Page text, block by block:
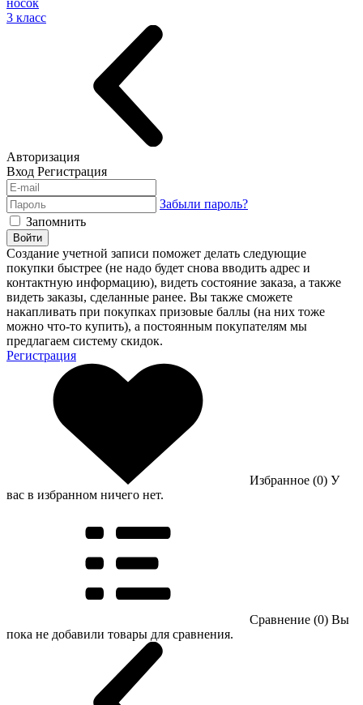
носок
3 класс
Авторизация
Вход Регистрация
Забыли пароль?
Запомнить
Войти
Создание учетной записи поможет делать следующие
покупки быстрее (не надо будет снова вводить адрес и
контактную информацию), видеть состояние заказа, а также
видеть заказы, сделанные ранее. Вы также сможете
накапливать при покупках призовые баллы (на них тоже
можно что-то купить), а постоянным покупателям мы
предлагаем систему скидок.
Регистрация
Избранное (0) У
вас в избранном ничего нет.
Сравнение (0) Вы
пока не добавили товары для сравнения.